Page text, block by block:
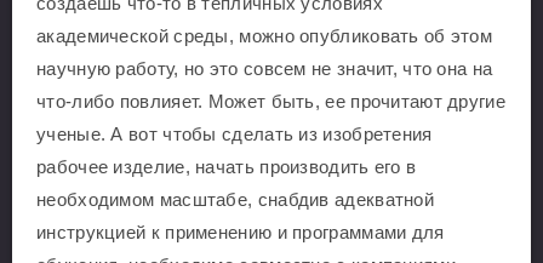
академической среды, можно опубликовать об этом
научную работу, но это совсем не значит, что она на
что-либо повлияет. Может быть, ее прочитают другие
ученые. А вот чтобы сделать из изобретения
рабочее изделие, начать производить его в
необходимом масштабе, снабдив адекватной
инструкцией к применению и программами для